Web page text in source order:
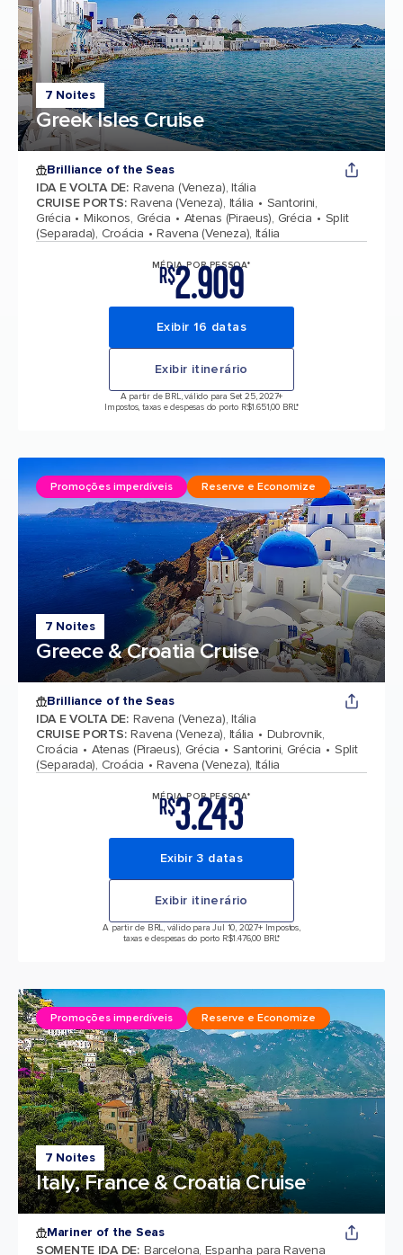
7 Noites
Greek Isles Cruise
Brilliance of the Seas
IDA E VOLTA DE: Ravena (Veneza), Itália
CRUISE PORTS: Ravena (Veneza), Itália
Santorini,
Grécia
Mikonos, Grécia Atenas (Piraeus), Grécia
Split
(Separada), Croácia
Ravena (Veneza), Itália
MÉDIA POR PESSOA*
R$2.909
Exibir 16 datas
Exibir itinerário
A partir de BRL, válido para Set 25, 2027+
Impostos, taxas e despesas do porto R$1.651,00 BRL*
7 Noites
Greece & Croatia Cruise
Promoções imperdíveis Reserve e Economize
Brilliance of the Seas
IDA E VOLTA DE: Ravena (Veneza), Itália
CRUISE PORTS: Ravena (Veneza), Itália
Dubrovnik,
Croácia
Atenas (Piraeus), Grécia Santorini, Grécia
Split
(Separada), Croácia
Ravena (Veneza), Itália
MÉDIA POR PESSOA*
R$3.243
Exibir 3 datas
Exibir itinerário
A partir de BRL, válido para Jul 10, 2027+ Impostos,
taxas e despesas do porto R$1.476,00 BRL*
7 Noites
Italy, France & Croatia Cruise
Promoções imperdíveis Reserve e Economize
Mariner of the Seas
SOMENTE IDA DE: Barcelona, Espanha para Ravena